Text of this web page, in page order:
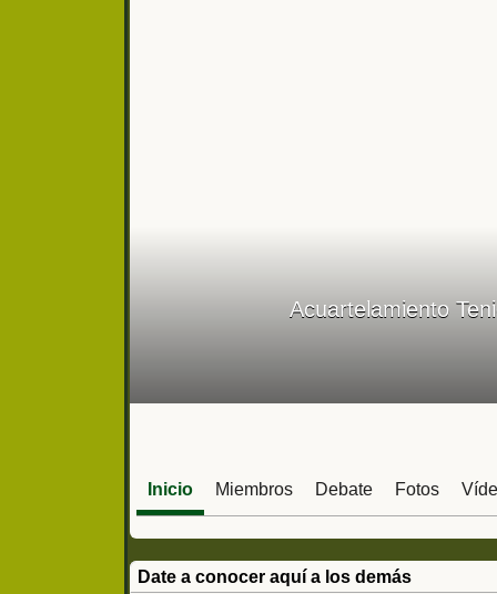
Acuartelamiento
Inicio Miembros Debate Fotos
Date a conocer aquí a los demás